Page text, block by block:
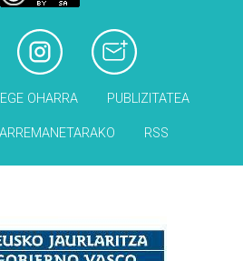
OHARRA PUBLIZITATEA
RSS